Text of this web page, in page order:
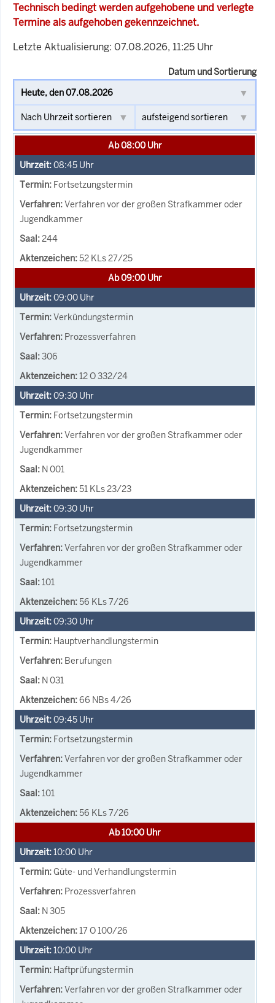
Technisch bedingt werden aufgehobene und verlegte
Termine als aufgehoben gekennzeichnet.
Letzte Aktualisierung: 07.08.2026, 11:25 Uhr
Datum und Sortierung
Ab 08:00 Uhr
08:45 Uhr
Fortsetzungstermin
Verfahren vor der großen Strafkammer oder
Jugendkammer
244
52 KLs 27/25
Ab 09:00 Uhr
09:00 Uhr
Verkündungstermin
Prozessverfahren
306
12 O 332/24
09:30 Uhr
Fortsetzungstermin
Verfahren vor der großen Strafkammer oder
Jugendkammer
N 001
51 KLs 23/23
09:30 Uhr
Fortsetzungstermin
Verfahren vor der großen Strafkammer oder
Jugendkammer
101
56 KLs 7/26
09:30 Uhr
Hauptverhandlungstermin
Berufungen
N 031
66 NBs 4/26
09:45 Uhr
Fortsetzungstermin
Verfahren vor der großen Strafkammer oder
Jugendkammer
101
56 KLs 7/26
Ab 10:00 Uhr
10:00 Uhr
Güte- und Verhandlungstermin
Prozessverfahren
N 305
17 O 100/26
10:00 Uhr
Haftprüfungstermin
Verfahren vor der großen Strafkammer oder